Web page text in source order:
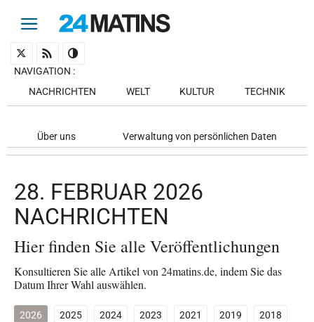
NAVIGATION :
NACHRICHTEN
WELT KULTUR TECHNIK
Über uns Verwaltung von persönlichen Daten
28. FEBRUAR 2026
NACHRICHTEN
Hier finden Sie alle Veröffentlichungen
Konsultieren Sie alle Artikel von 24matins.de, indem Sie das
Datum Ihrer Wahl auswählen.
2026 2025 2024 2023 2021 2019
2018